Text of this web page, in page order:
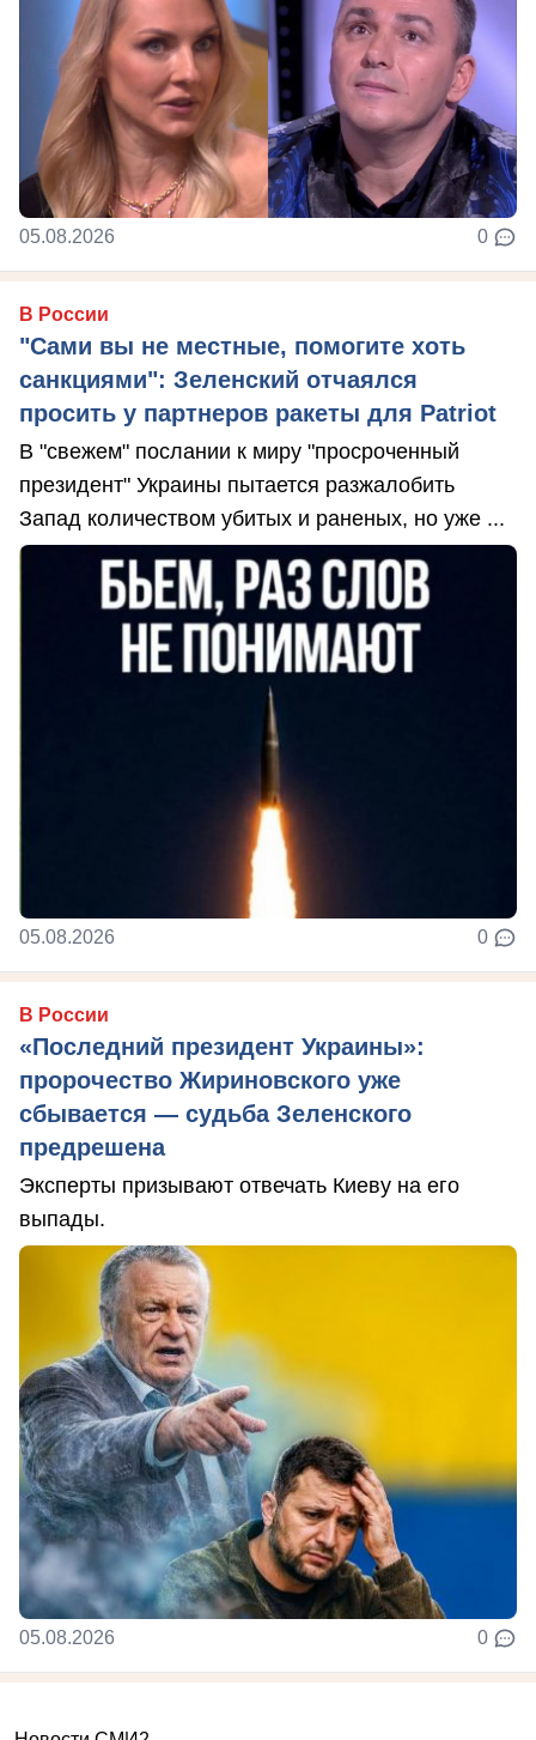
05.08.2026 0
В России
"Сами вы не местные, помогите хоть
санкциями": Зеленский отчаялся
просить у партнеров ракеты для Patriot
В "свежем" послании к миру "просроченный
президент" Украины пытается разжалобить
Запад количеством убитых и раненых, но уже ...
05.08.2026 0
В России
«Последний президент Украины»:
пророчество Жириновского уже
сбывается — судьба Зеленского
предрешена
Эксперты призывают отвечать Киеву на его
выпады.
05.08.2026 0